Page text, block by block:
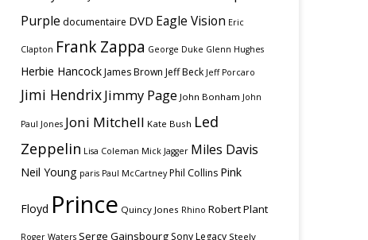
Purple documentaire DVD Eagle Vision Eric
Clapton Frank Zappa George Duke Glenn Hughes
Herbie Hancock James Brown Jeff Beck Jeff Porcaro
Jimi HendrixJimmy Page John Bonham John
Paul Jones Joni Mitchell Kate Bush Led
Zeppelin Lisa Coleman Mick Jagger Miles Davis
Neil Young paris Paul McCartney Phil Collins Pink
Floyd Prince Quincy Jones Rhino Robert Plant
Roger Waters Serge Gainsbourg Sony Legacy Steely